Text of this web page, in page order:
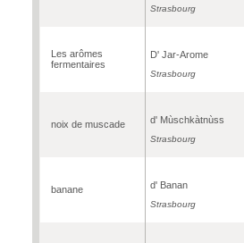
Strasbourg
Les arômes
fermentaires
D' Jar-Arome
Strasbourg
noix de muscade d' Mùschkàtnùss
Strasbourg
banane d' Banan
Strasbourg